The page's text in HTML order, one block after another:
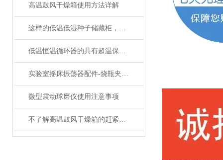
高温鼓风干燥箱使用方法详解
这样的低温低湿种子储藏柜，您值得拥有
低温恒温循环器的具有超温保护，传感器异常保护功能
实验室摇床振荡器配件-烧瓶夹具的分类和介绍
微型震动球磨仪使用注意事项
不了解高温鼓风干燥箱的赶紧往这边看了